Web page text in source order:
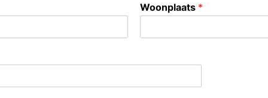
Woonplaats *